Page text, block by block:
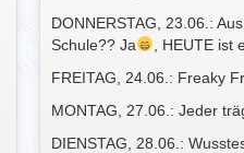
DONNERSTAG, 23.06.:
Schule?? Ja
, HEUTE ist
FREITAG, 24.06.: Freaky
MONTAG, 27.06.: Jeder
DIENSTAG, 28.06.: